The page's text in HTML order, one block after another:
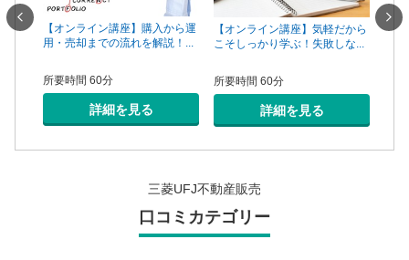
手は
【オンライン講座】購入から運
用・売却までの流れを解説！...
所要時間 60分
詳細を見る
【オンライン講座】気軽だから
こそしっかり学ぶ！失敗しな...
所要時間 60分
詳細を見る
【オ
三菱UFJ不動産販売
口コミカテゴリー